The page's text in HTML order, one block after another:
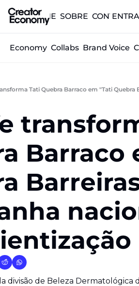
HOME SOBRE CONTATO
Economy Collabs Brand Voice
Tati Quebra Barraco em "Tati
Barraco
divisão de Beleza